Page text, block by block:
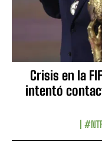
Crisis en la
intentó